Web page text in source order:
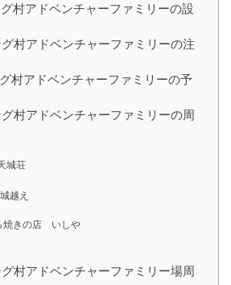
村アドベンチャーファミリーの設
村アドベンチャーファミリーの注
村アドベンチャーファミリーの予
村アドベンチャーファミリーの周
城荘
越え
焼きの店 いしや
村アドベンチャーファミリー場周